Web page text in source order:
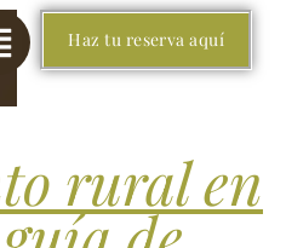
Haz tu reserva aquí
rural en